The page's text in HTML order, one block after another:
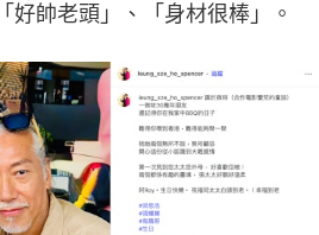
好帥老頭」、「身材很棒」。